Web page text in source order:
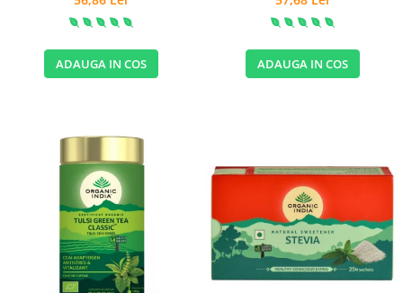
ADAUGA IN COS ADAUGA IN COS